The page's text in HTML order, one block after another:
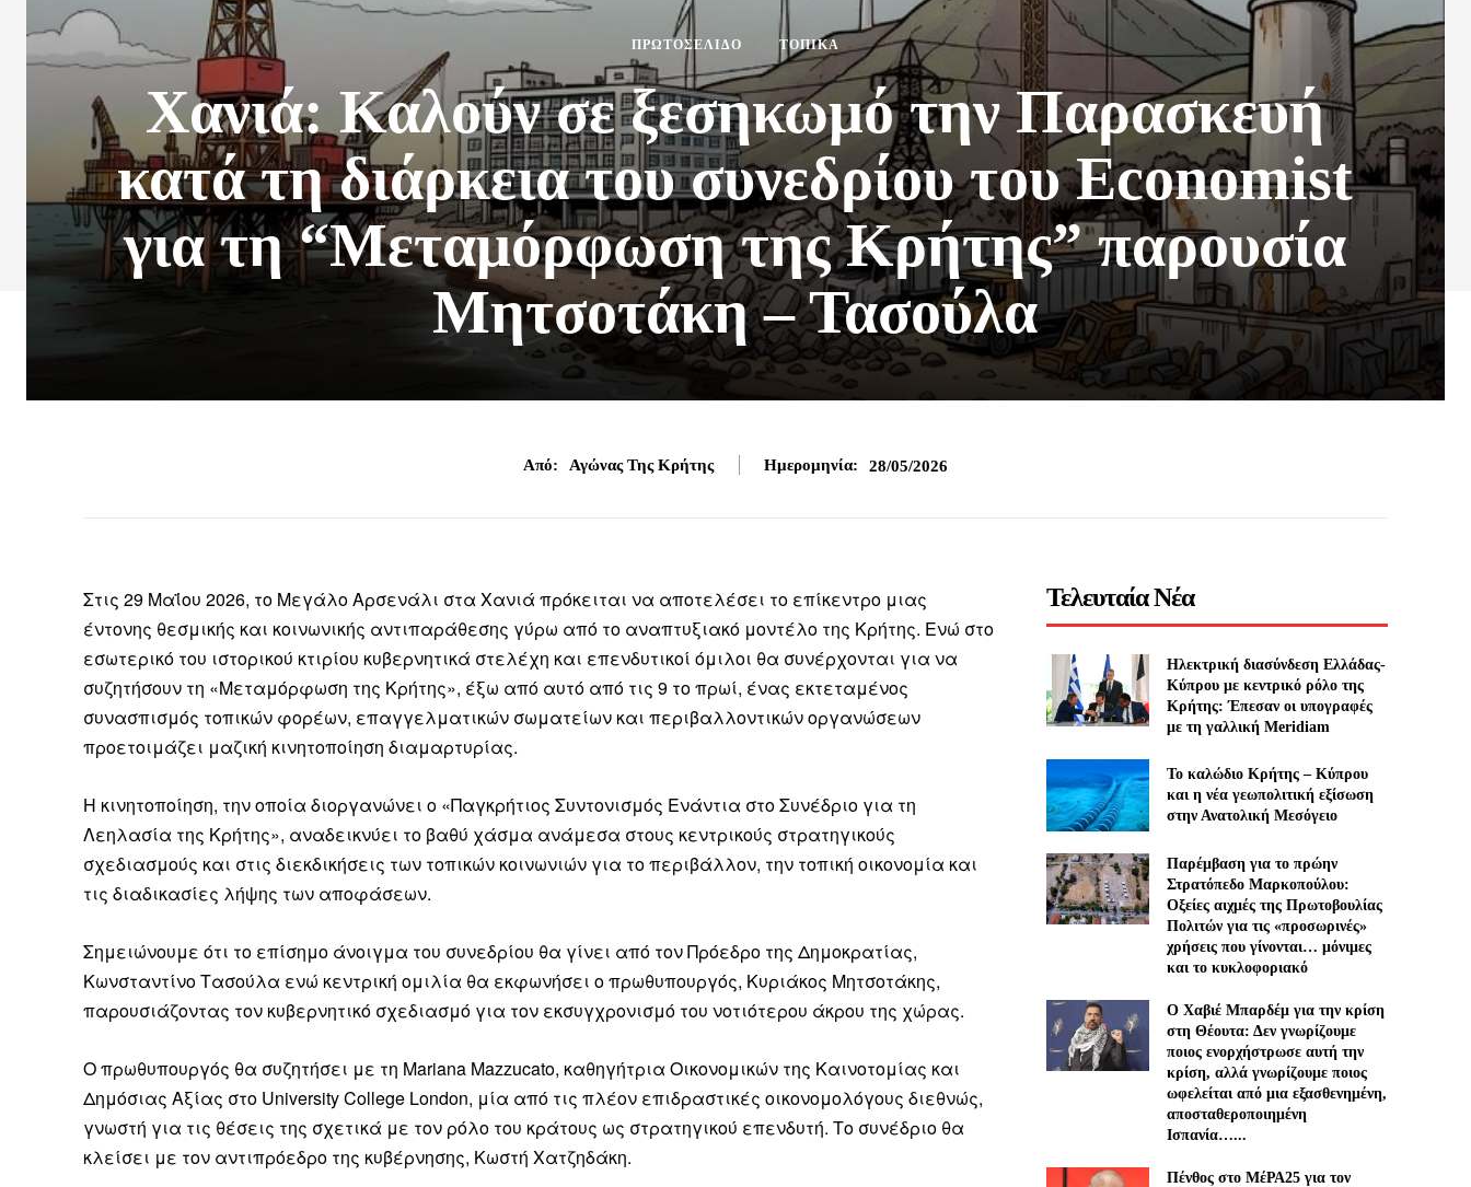
ΠΡΩΤΟΣΕΛΙΔΟ ΤΟΠΙΚΑ
Χανιά: Καλούν σε ξεσηκωμό την Παρασκευή
κατά τη διάρκεια του συνεδρίου του Economist
για τη “Μεταμόρφωση της Κρήτης” παρουσία
Μητσοτάκη – Τασούλα
Από: Αγώνας Της Κρήτης Ημερομηνία: 28/05/2026
Στις 29 Μαΐου 2026, το Μεγάλο Αρσενάλι στα Χανιά πρόκειται να αποτελέσει το επίκεντρο μιας
έντονης θεσμικής και κοινωνικής αντιπαράθεσης γύρω από το αναπτυξιακό μοντέλο της Κρήτης. Ενώ στο
εσωτερικό του ιστορικού κτιρίου κυβερνητικά στελέχη και επενδυτικοί όμιλοι θα συνέρχονται για να
συζητήσουν τη «Μεταμόρφωση της Κρήτης», έξω από αυτό από τις 9 το πρωί, ένας εκτεταμένος
συνασπισμός τοπικών φορέων, επαγγελματικών σωματείων και περιβαλλοντικών οργανώσεων
προετοιμάζει μαζική κινητοποίηση διαμαρτυρίας.
Η κινητοποίηση, την οποία διοργανώνει ο «Παγκρήτιος Συντονισμός Ενάντια στο Συνέδριο για τη
Λεηλασία της Κρήτης», αναδεικνύει το βαθύ χάσμα ανάμεσα στους κεντρικούς στρατηγικούς
σχεδιασμούς και στις διεκδικήσεις των τοπικών κοινωνιών για το περιβάλλον, την τοπική οικονομία και
τις διαδικασίες λήψης των αποφάσεων.
Σημειώνουμε ότι το επίσημο άνοιγμα του συνεδρίου θα γίνει από τον Πρόεδρο της Δημοκρατίας,
Κωνσταντίνο Τασούλα ενώ κεντρική ομιλία θα εκφωνήσει ο πρωθυπουργός, Κυριάκος Μητσοτάκης,
παρουσιάζοντας τον κυβερνητικό σχεδιασμό για τον εκσυγχρονισμό του νοτιότερου άκρου της χώρας.
Ο πρωθυπουργός θα συζητήσει με τη Mariana Mazzucato, καθηγήτρια Οικονομικών της Καινοτομίας και
Δημόσιας Αξίας στο University College London, μία από τις πλέον επιδραστικές οικονομολόγους διεθνώς,
γνωστή για τις θέσεις της σχετικά με τον ρόλο του κράτους ως στρατηγικού επενδυτή. Το συνέδριο θα
κλείσει με τον αντιπρόεδρο της κυβέρνησης, Κωστή Χατζηδάκη.
Τελευταία Νέα
Ηλεκτρική διασύνδεση Ελλάδας-
Κύπρου με κεντρικό ρόλο της
Κρήτης: Έπεσαν οι υπογραφές
με τη γαλλική Meridiam
Το καλώδιο Κρήτης – Κύπρου
και η νέα γεωπολιτική εξίσωση
στην Ανατολική Μεσόγειο
Παρέμβαση για το πρώην
Στρατόπεδο Μαρκοπούλου:
Οξείες αιχμές της Πρωτοβουλίας
Πολιτών για τις «προσωρινές»
χρήσεις που γίνονται… μόνιμες
και το κυκλοφοριακό
Ο Χαβιέ Μπαρδέμ για την κρίση
στη Θέουτα: Δεν γνωρίζουμε
ποιος ενορχήστρωσε αυτή την
κρίση, αλλά γνωρίζουμε ποιος
ωφελείται από μια εξασθενημένη,
αποσταθεροποιημένη
Ισπανία…...
Πένθος στο ΜέΡΑ25 για τον